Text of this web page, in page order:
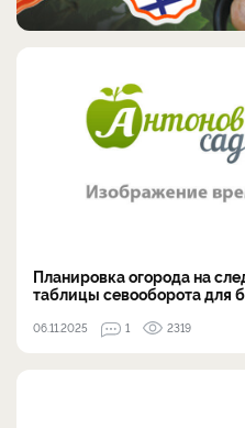
Планировка огорода на
таблицы севооборота для
06.11.2025 1 2319